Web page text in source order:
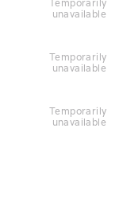
temporarily
unavailable
temporarily
unavailable
temporarily
unavailable